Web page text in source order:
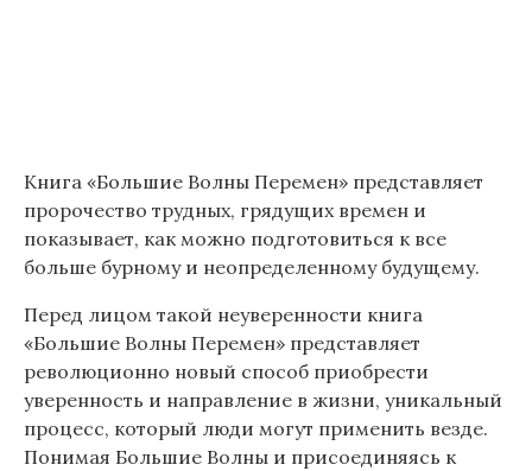
Книга «Большие Волны Перемен» представляет
пророчество трудных, грядущих времен и
показывает, как можно подготовиться к все
больше бурному и неопределенному будущему.
Перед лицом такой неуверенности книга
«Большие Волны Перемен» представляет
революционно новый способ приобрести
уверенность и направление в жизни, уникальный
процесс, который люди могут применить везде.
Понимая Большие Волны и присоединяясь к